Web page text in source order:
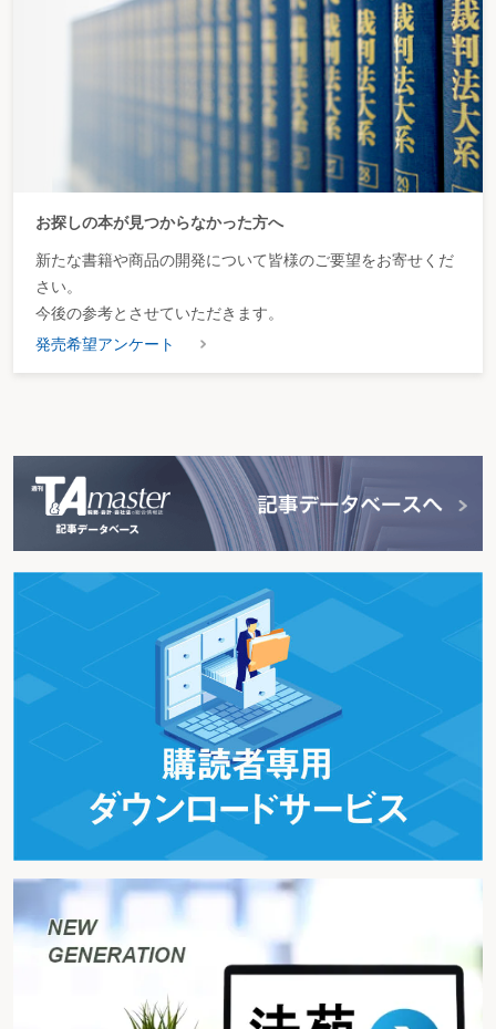
お探しの本が見つからなかった方へ
新たな書籍や商品の開発について皆様のご要望をお寄せくだ
さい。
今後の参考とさせていただきます。
発売希望アンケート